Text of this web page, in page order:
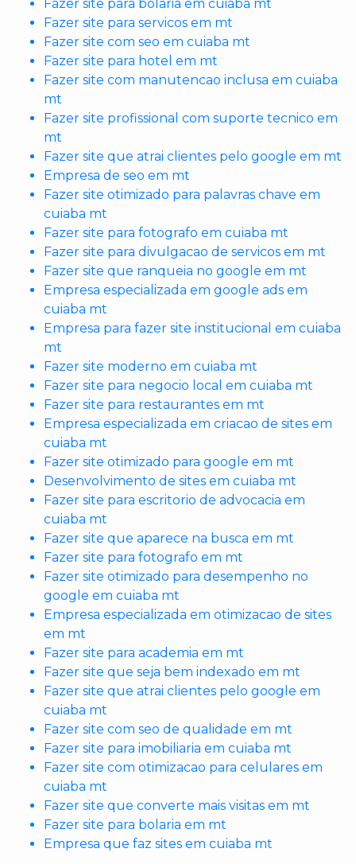
Fazer site para bolaria em cuiaba mt
Fazer site para servicos em mt
Fazer site com seo em cuiaba mt
Fazer site para hotel em mt
Fazer site com manutencao inclusa em cuiaba
mt
Fazer site profissional com suporte tecnico em
mt
Fazer site que atrai clientes pelo google em mt
Empresa de seo em mt
Fazer site otimizado para palavras chave em
cuiaba mt
Fazer site para fotografo em cuiaba mt
Fazer site para divulgacao de servicos em mt
Fazer site que ranqueia no google em mt
Empresa especializada em google ads em
cuiaba mt
Empresa para fazer site institucional em cuiaba
mt
Fazer site moderno em cuiaba mt
Fazer site para negocio local em cuiaba mt
Fazer site para restaurantes em mt
Empresa especializada em criacao de sites em
cuiaba mt
Fazer site otimizado para google em mt
Desenvolvimento de sites em cuiaba mt
Fazer site para escritorio de advocacia em
cuiaba mt
Fazer site que aparece na busca em mt
Fazer site para fotografo em mt
Fazer site otimizado para desempenho no
google em cuiaba mt
Empresa especializada em otimizacao de sites
em mt
Fazer site para academia em mt
Fazer site que seja bem indexado em mt
Fazer site que atrai clientes pelo google em
cuiaba mt
Fazer site com seo de qualidade em mt
Fazer site para imobiliaria em cuiaba mt
Fazer site com otimizacao para celulares em
cuiaba mt
Fazer site que converte mais visitas em mt
Fazer site para bolaria em mt
Empresa que faz sites em cuiaba mt